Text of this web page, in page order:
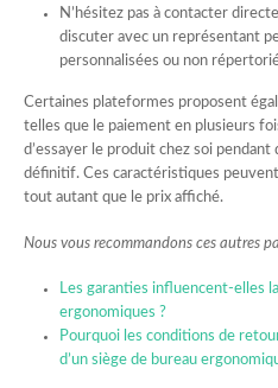
N’hésitez pas à contacter
discuter avec un représentant
personnalisées ou non
Certaines plateformes proposent
telles que le paiement en plusieurs
d’essayer le produit chez soi pendant
définitif. Ces caractéristiques
tout autant que le prix affiché.
Nous vous recommandons ces autres
Les garanties influencent-elles
ergonomiques ?
Pourquoi les conditions de
d’un siège de bureau